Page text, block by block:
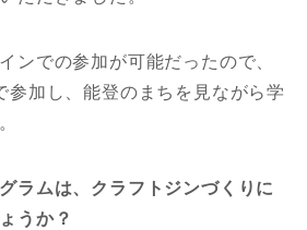
ンでの参加が可能だったので、
参加し、能登のまちを見ながら学
ラムは、クラフトジンづくりに
うか？